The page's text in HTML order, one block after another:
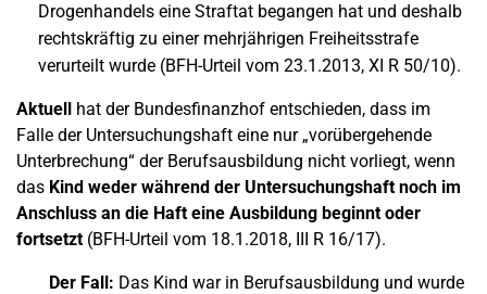
Drogenhandels eine Straftat begangen hat und deshalb
rechtskräftig zu einer mehrjährigen Freiheitsstrafe
verurteilt wurde (BFH-Urteil vom 23.1.2013, XI R 50/10).
Aktuell hat der Bundesfinanzhof entschieden, dass im
Falle der Untersuchungshaft eine nur „vorübergehende
Unterbrechung“ der Berufsausbildung nicht vorliegt, wenn
das Kind weder während der Untersuchungshaft noch im
Anschluss an die Haft eine Ausbildung beginnt oder
fortsetzt(BFH-Urteil vom 18.1.2018, III R 16/17).
Der Fall: Das Kind war in Berufsausbildung und wurde